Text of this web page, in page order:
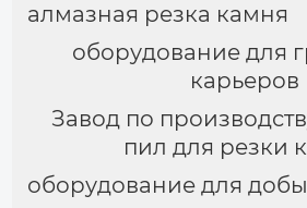
алмазная резка камня
оборудование для
карьеров
Завод по
пил для резки
оборудование для